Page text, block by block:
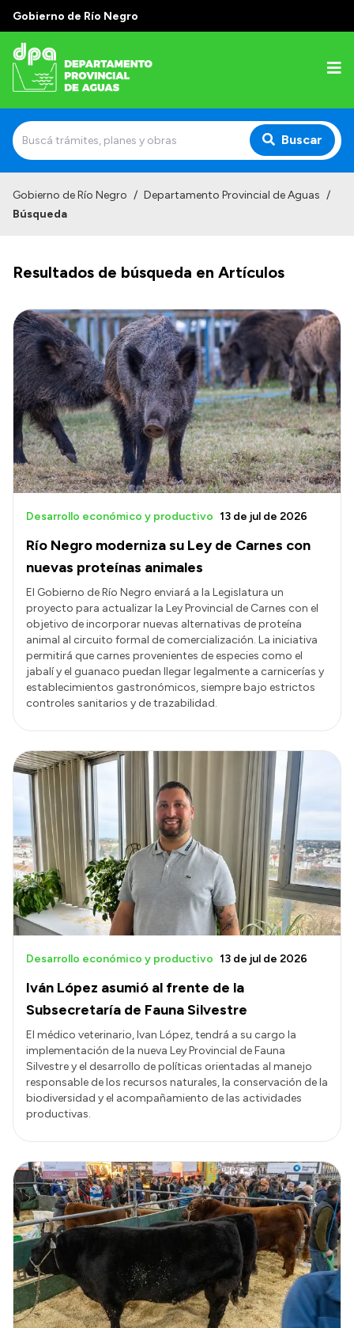
Gobierno de Río Negro
Buscar
Autoridades
Normativa
Delegaciones
Generación y Riego SAU
Transparencia
Presupuesto
Boletín Oficial
Compras y licitaciones
Consulta de expedientes
Consulta de pago a proveedores
Convocatorias
Intranet
Login
Gobierno de Río Negro / Departamento Provincial de Aguas /
Búsqueda
Resultados de búsqueda en Artículos
Río Negro moderniza su Ley de Carnes con
nuevas proteínas animales
Desarrollo económico y productivo 13 de jul de 2026
El Gobierno de Río Negro enviará a la Legislatura un
proyecto para actualizar la Ley Provincial de Carnes con el
objetivo de incorporar nuevas alternativas de proteína
animal al circuito formal de comercialización. La iniciativa
permitirá que carnes provenientes de especies como el
jabalí y el guanaco puedan llegar legalmente a carnicerías y
establecimientos gastronómicos, siempre bajo estrictos
controles sanitarios y de trazabilidad.
Iván López asumió al frente de la
Subsecretaría de Fauna Silvestre
Desarrollo económico y productivo 13 de jul de 2026
El médico veterinario, Ivan López, tendrá a su cargo la
implementación de la nueva Ley Provincial de Fauna
Silvestre y el desarrollo de políticas orientadas al manejo
responsable de los recursos naturales, la conservación de la
biodiversidad y el acompañamiento de las actividades
productivas.